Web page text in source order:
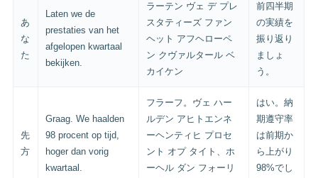
あ
な
た
Laten we de
prestaties van het
afgelopen kwartaal
bekijken.
ラーテン ヴェ デ プレ
スタティーズ ファン
ヘット アフヘローペ
ン クヴァルタール ベ
カイケン
前四半期
の実績を
振り返り
ましょ
う。
先
方
Graag. We haalden
98 procent op tijd,
hoger dan vorig
kwartaal.
フラーフ。ヴェ ハー
ルデン アヒトエンネ
ーヘンティヒ プロセ
ント オプ タイト、ホ
ーヘル ダン フォーリ
はい。納
期遵守率
は前期か
ら上がり
98%でし